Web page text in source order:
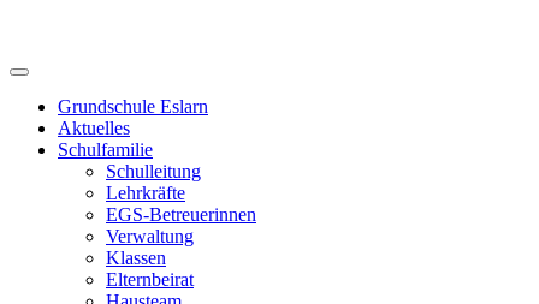
Grundschule Eslarn
Aktuelles
Schulfamilie
Schulleitung
Lehrkräfte
EGS-Betreuerinnen
Verwaltung
Klassen
Elternbeirat